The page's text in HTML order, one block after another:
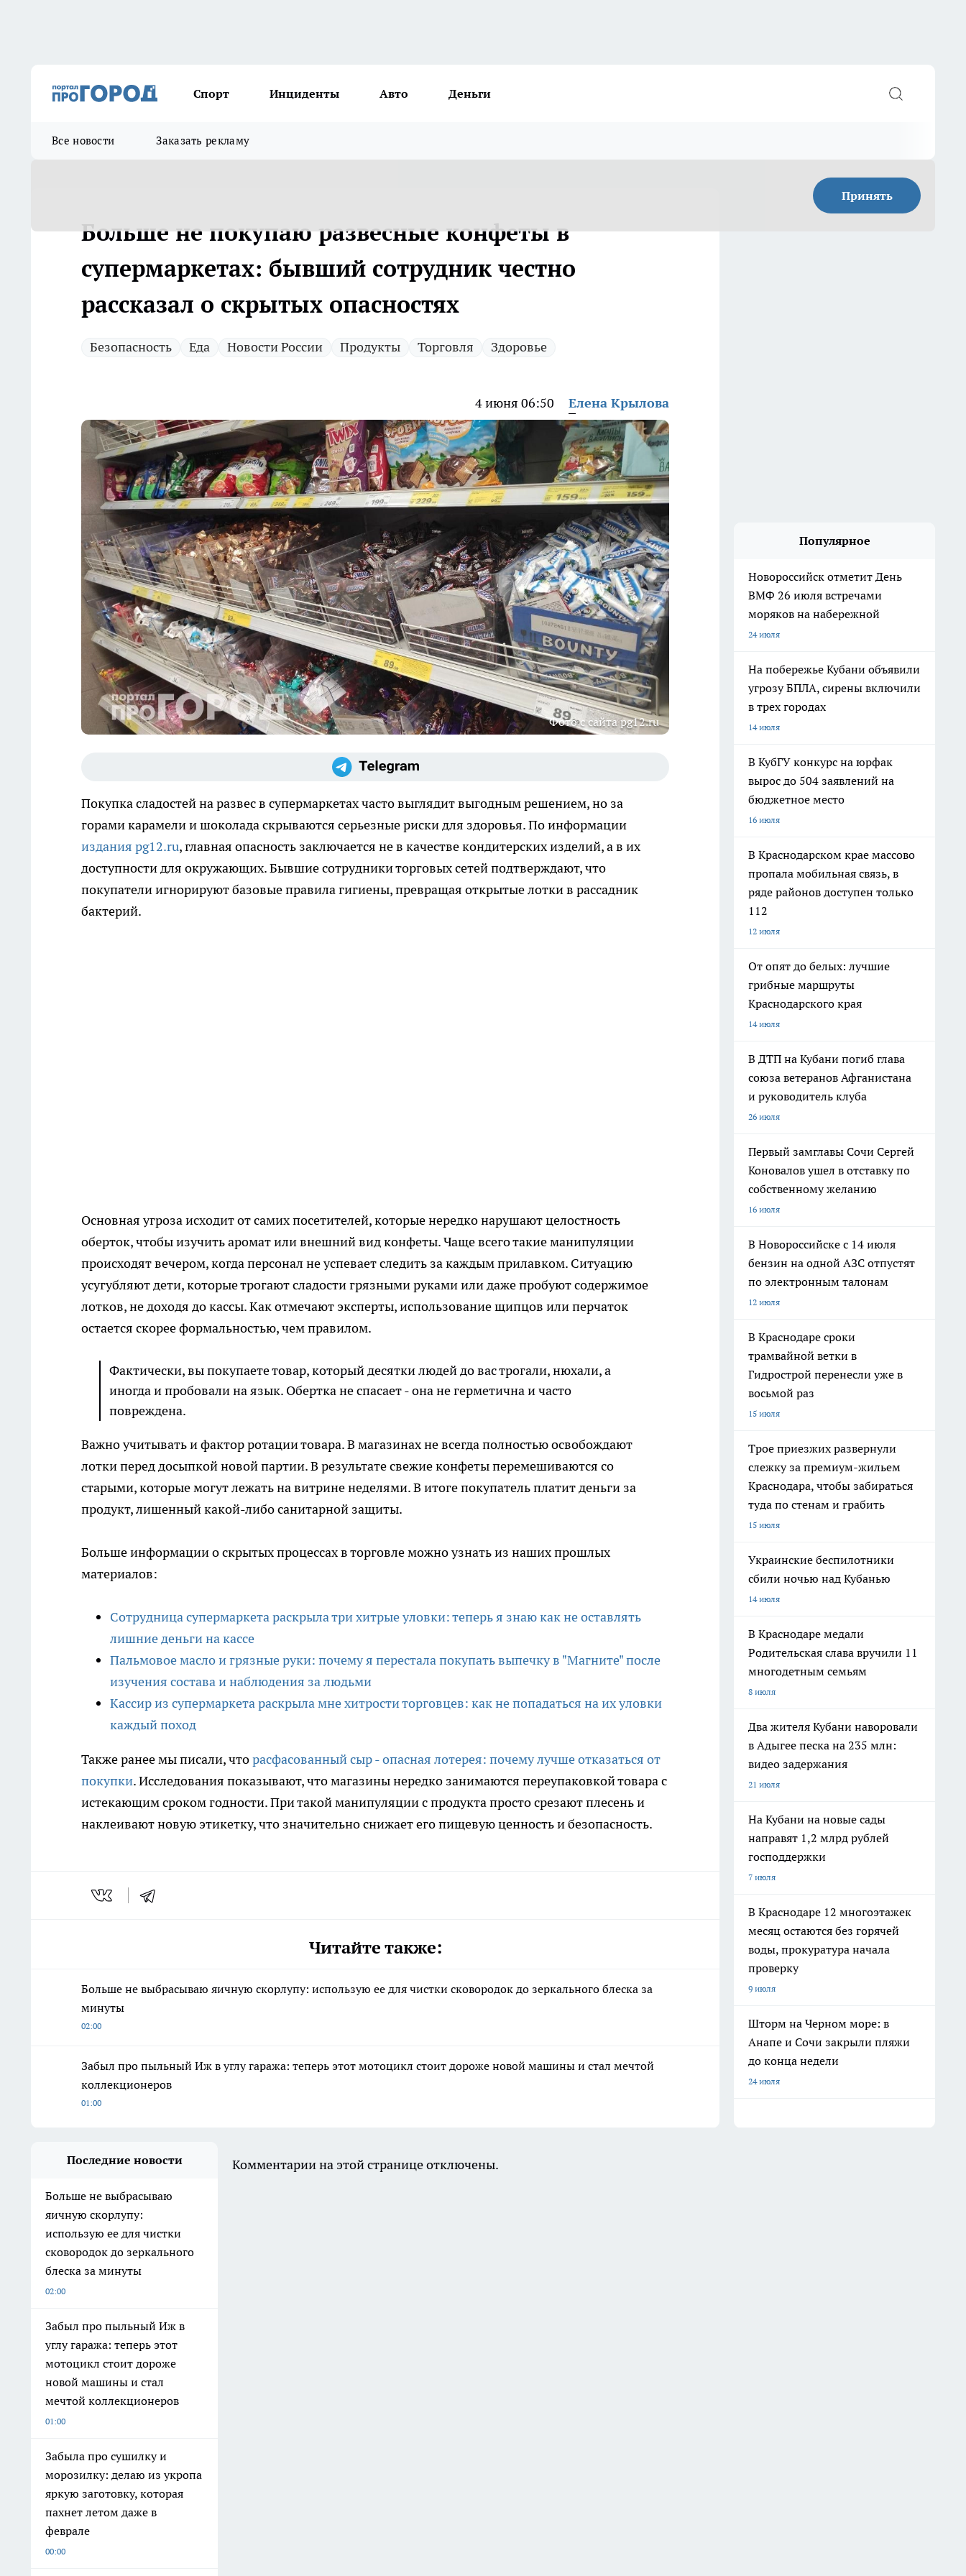
Спорт Инциденты Авто Деньги
Все новости Заказать рекламу
Принять
Больше не покупаю развесные конфеты в
супермаркетах: бывший сотрудник честно
рассказал о скрытых опасностях
Безопасность Еда Новости России Продукты Торговля Здоровье
4 июня 06:50 Елена Крылова
Фото с сайта pg12.ru
Покупка сладостей на развес в супермаркетах часто выглядит выгодным решением, но за
горами карамели и шоколада скрываются серьезные риски для здоровья. По информации
издания pg12.ru, главная опасность заключается не в качестве кондитерских изделий, а в их
доступности для окружающих. Бывшие сотрудники торговых сетей подтверждают, что
покупатели игнорируют базовые правила гигиены, превращая открытые лотки в рассадник
бактерий.
Основная угроза исходит от самих посетителей, которые нередко нарушают целостность
оберток, чтобы изучить аромат или внешний вид конфеты. Чаще всего такие манипуляции
происходят вечером, когда персонал не успевает следить за каждым прилавком. Ситуацию
усугубляют дети, которые трогают сладости грязными руками или даже пробуют содержимое
лотков, не доходя до кассы. Как отмечают эксперты, использование щипцов или перчаток
остается скорее формальностью, чем правилом.
Фактически, вы покупаете товар, который десятки людей до вас трогали, нюхали, а
иногда и пробовали на язык. Обертка не спасает - она не герметична и часто
повреждена.
Важно учитывать и фактор ротации товара. В магазинах не всегда полностью освобождают
лотки перед досыпкой новой партии. В результате свежие конфеты перемешиваются со
старыми, которые могут лежать на витрине неделями. В итоге покупатель платит деньги за
продукт, лишенный какой-либо санитарной защиты.
Больше информации о скрытых процессах в торговле можно узнать из наших прошлых
материалов:
Сотрудница супермаркета раскрыла три хитрые уловки: теперь я знаю как не оставлять
лишние деньги на кассе
Пальмовое масло и грязные руки: почему я перестала покупать выпечку в "Магните" после
изучения состава и наблюдения за людьми
Кассир из супермаркета раскрыла мне хитрости торговцев: как не попадаться на их уловки
каждый поход
Также ранее мы писали, чторасфасованный сыр - опасная лотерея: почему лучше отказаться от
покупки. Исследования показывают, что магазины нередко занимаются переупаковкой товара с
истекающим сроком годности. При такой манипуляции с продукта просто срезают плесень и
наклеивают новую этикетку, что значительно снижает его пищевую ценность и безопасность.
Читайте также:
Больше не выбрасываю яичную скорлупу: использую ее для чистки сковородок до зеркального блеска за
минуты
02:00
Забыл про пыльный Иж в углу гаража: теперь этот мотоцикл стоит дороже новой машины и стал мечтой
коллекционеров
01:00
Популярное
Новороссийск отметит День
ВМФ 26 июля встречами
моряков на набережной
24 июля
На побережье Кубани объявили
угрозу БПЛА, сирены включили
в трех городах
14 июля
В КубГУ конкурс на юрфак
вырос до 504 заявлений на
бюджетное место
16 июля
В Краснодарском крае массово
пропала мобильная связь, в
ряде районов доступен только
112
12 июля
От опят до белых: лучшие
грибные маршруты
Краснодарского края
14 июля
В ДТП на Кубани погиб глава
союза ветеранов Афганистана
и руководитель клуба
26 июля
Первый замглавы Сочи Сергей
Коновалов ушел в отставку по
собственному желанию
16 июля
В Новороссийске с 14 июля
бензин на одной АЗС отпустят
по электронным талонам
12 июля
В Краснодаре сроки
трамвайной ветки в
Гидрострой перенесли уже в
восьмой раз
15 июля
Трое приезжих развернули
слежку за премиум-жильем
Краснодара, чтобы забираться
туда по стенам и грабить
15 июля
Украинские беспилотники
сбили ночью над Кубанью
14 июля
В Краснодаре медали
Родительская слава вручили 11
многодетным семьям
8 июля
Два жителя Кубани наворовали
в Адыгее песка на 235 млн:
видео задержания
21 июля
На Кубани на новые сады
направят 1,2 млрд рублей
господдержки
7 июля
В Краснодаре 12 многоэтажек
месяц остаются без горячей
воды, прокуратура начала
проверку
9 июля
Шторм на Черном море: в
Анапе и Сочи закрыли пляжи
до конца недели
24 июля
Последние новости
Больше не выбрасываю
яичную скорлупу:
использую ее для чистки
сковородок до зеркального
блеска за минуты
02:00
Забыл про пыльный Иж в
углу гаража: теперь этот
мотоцикл стоит дороже
новой машины и стал
мечтой коллекционеров
01:00
Забыла про сушилку и
морозилку: делаю из укропа
яркую заготовку, которая
пахнет летом даже в
феврале
00:00
Комментарии на этой странице отключены.